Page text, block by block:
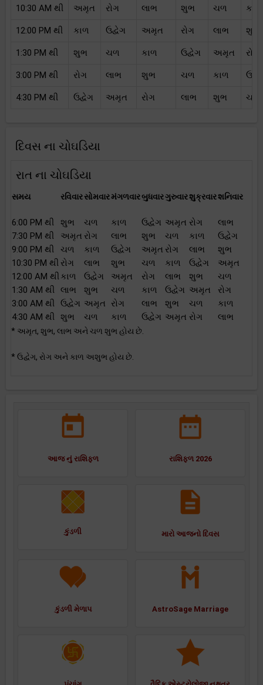
10:30 AM થી અમૃત રોગ લાભ શુભ ચળ કાળ
12:00 PM થી કાળ ઉદ્વેગ અમૃત રોગ લાભ શુભ
1:30 PM થી શુભ ચળ કાળ ઉદ્વેગ અમૃત રોગ
3:00 PM થી રોગ લાભ શુભ ચળ કાળ
4:30 PM થી ઉદ્વેગ અમૃત રોગ લાભ શુભ ચળ
દિવસ ના ચોઘડિયા
રાત ના ચોઘડિયા
સમય રવિવારસોમવારમંગળવારબુધવારગુરુવારશુક્રવારશનિવાર
6:00 PM થી શુભ ચળ કાળ ઉદ્વેગ અમૃત રોગ
લાભ
7:30 PM થી
અમૃત રોગ લાભ શુભ ચળ કાળ
ઉદ્વેગ
9:00 PM થી
ચળ કાળ ઉદ્વેગ અમૃત રોગ લાભ
શુભ
10:30 PM થી રોગ લાભ શુભ ચળ કાળ ઉદ્વેગ
અમૃત
12:00 AM થીકાળ ઉદ્વેગ અમૃત રોગ લાભ શુભ
ચળ
1:30 AM થી લાભ શુભ ચળ કાળ ઉદ્વેગ અમૃત
રોગ
3:00 AM થી ઉદ્વેગ અમૃત રોગ લાભ શુભ ચળ
કાળ
4:30 AM થી શુભ ચળ કાળ ઉદ્વેગ અમૃત રોગ લાભ
* અમૃત, શુભ, લાભ અને ચળ શુભ હોય છે.
* ઉદ્વેગ, રોગ અને કાળ અશુભ હોય છે.
આજ નું રાશિફળ રાશિફળ 2026
કુંડળી મારો આજનો દિવસ
કુંડળી મેળાપ AstroSage Marriage